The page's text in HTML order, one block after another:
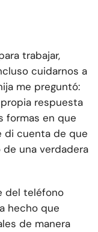
trabajar,
cuidarnos a
me preguntó:
propia respuesta
formas en que
di cuenta de que
una verdadera
del teléfono
hecho que
de manera